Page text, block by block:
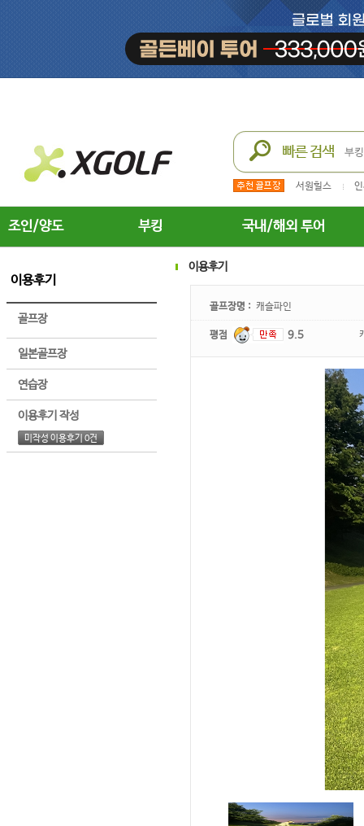
서원힐스
조인/양도 부킹 국내/해외 투어
이용후기
골프장
일본골프장
연습장
이용후기 작성
미작성 이용후기 0건
이용후기
골프장명 : 캐슬파인
평점 9.5